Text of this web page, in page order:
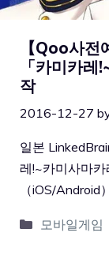
【Qoo사
「카미카
작
2016-12-27
일본
레!~카미사마
（iOS/
모바일게임